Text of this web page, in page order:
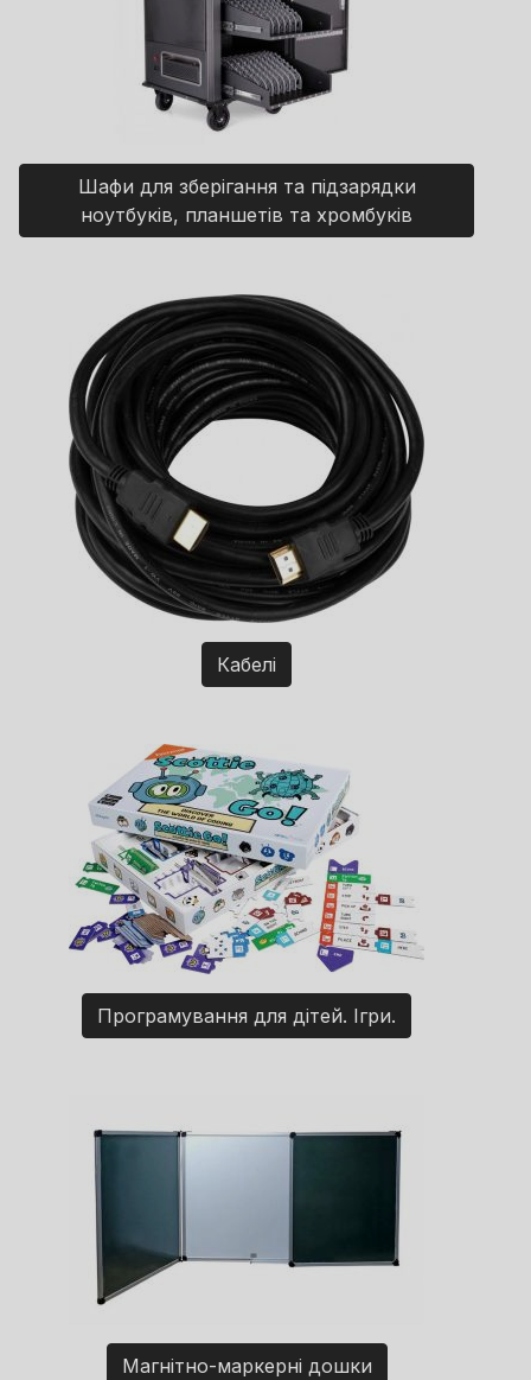
Шафи для зберігання та підзарядки
ноутбуків, планшетів та хромбуків
Кабелі
Програмування для дітей. Ігри.
Магнітно-маркерні дошки